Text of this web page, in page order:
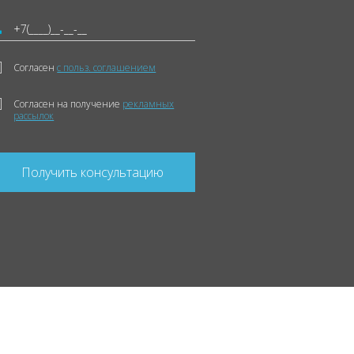
Согласенс польз. соглашением
Согласен на получение рекламных
рассылок
Получить консультацию